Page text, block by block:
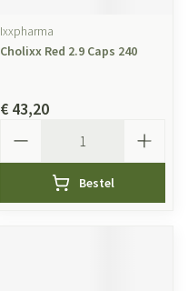
Ixxpharma
Cholixx Red 2.9 Caps 240
€ 43,20
Bestel